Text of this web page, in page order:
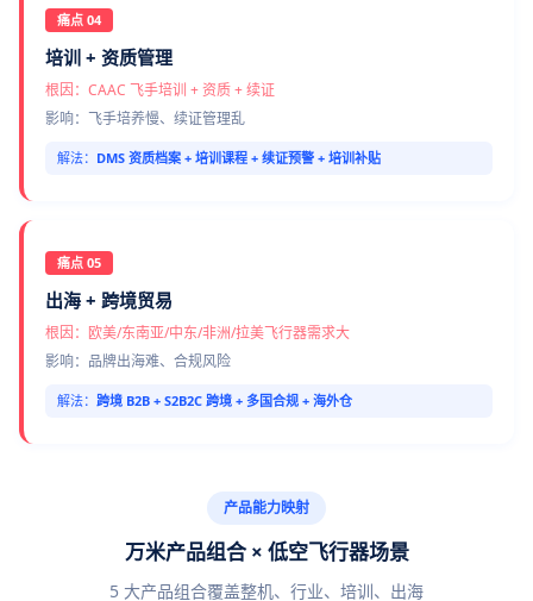
痛点 04
培训 + 资质管理
根因：CAAC 飞手培训 + 资质 + 续证
影响：飞手培养慢、续证管理乱
解法： DMS 资质档案 + 培训课程 + 续证预警 + 培训补贴
痛点 05
出海 + 跨境贸易
根因：欧美/东南亚/中东/非洲/拉美飞行器需求大
影响：品牌出海难、合规风险
解法： 跨境 B2B + S2B2C 跨境 + 多国合规 + 海外仓
产品能力映射
万米产品组合 × 低空飞行器场景
5 大产品组合覆盖整机、行业、培训、出海